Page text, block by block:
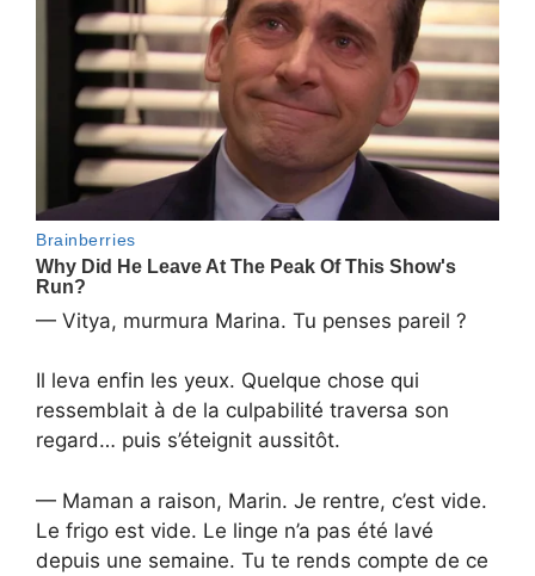
— Vitya, murmura Marina. Tu penses pareil ?
Il leva enfin les yeux. Quelque chose qui
ressemblait à de la culpabilité traversa son
regard… puis s’éteignit aussitôt.
— Maman a raison, Marin. Je rentre, c’est vide.
Le frigo est vide. Le linge n’a pas été lavé
depuis une semaine. Tu te rends compte de ce